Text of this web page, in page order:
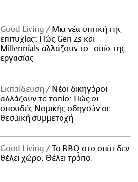
Good Living
Μια νέα οπτική της
επιτυχίας: Πώς Gen Zs και
Millennials αλλάζουν το τοπίο της
εργασίας
Εκπαίδευση
Νέοι δικηγόροι
αλλάζουν το τοπίο: Πώς οι
σπουδές Νομικής οδηγούν σε
θεσμική συμμετοχή
Good Living
Το BBQ στο σπίτι δεν
θέλει χώρο. Θέλει τρόπο.